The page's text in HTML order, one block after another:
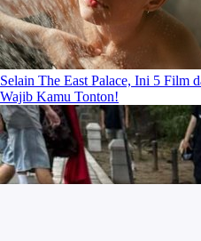
Selain The East Palace, Ini 5 Film
Wajib Kamu Tonton!